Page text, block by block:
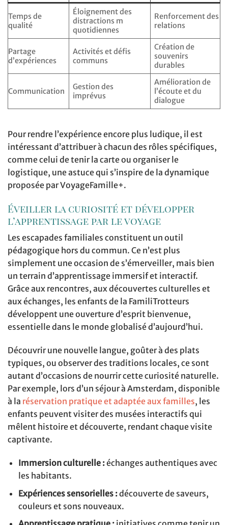
Temps de
qualité
Éloignement des
distractions m
quotidiennes
Renforcement des
relations
Partage
d’expériences
Activités et défis
communs
Création de
souvenirs
durables
Communication
Gestion des
imprévus
Amélioration de
l’écoute et du
dialogue
Pour rendre l’expérience encore plus ludique, il est
intéressant d’attribuer à chacun des rôles spécifiques,
comme celui de tenir la carte ou organiser le
logistique, une astuce qui s’inspire de la dynamique
proposée par VoyageFamille+.
Éveiller la curiosité et développer
l’apprentissage par le voyage
Les escapades familiales constituent un outil
pédagogique hors du commun. Ce n’est plus
simplement une occasion de s’émerveiller, mais bien
un terrain d’apprentissage immersif et interactif.
Grâce aux rencontres, aux découvertes culturelles et
aux échanges, les enfants de la FamiliTrotteurs
développent une ouverture d’esprit bienvenue,
essentielle dans le monde globalisé d’aujourd’hui.
Découvrir une nouvelle langue, goûter à des plats
typiques, ou observer des traditions locales, ce sont
autant d’occasions de nourrir cette curiosité naturelle.
Par exemple, lors d’un séjour à Amsterdam, disponible
à la réservation pratique et adaptée aux familles, les
enfants peuvent visiter des musées interactifs qui
mêlent histoire et découverte, rendant chaque visite
captivante.
Immersion culturelle :échanges authentiques avec
les habitants.
Expériences sensorielles :découverte de saveurs,
couleurs et sons nouveaux.